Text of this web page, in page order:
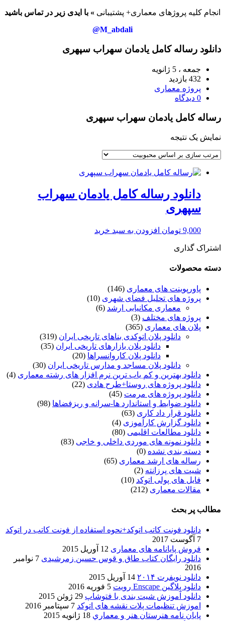
انجام کلیه پروژهای معماری+ پشتیبانی » با ایدی زیر در تماس باشید
M_abdali@
دانلود رساله کامل یادمان سهراب سپهری
جمعه ، 5 ژانویه
432 بازدید
پروژه معماری
0 دیدگاه
رساله کامل یادمان سهراب سپهری
نمایش یک نتیجه
دانلود رساله کامل یادمان سهراب
سپهری
9,000 تومان افزودن به سبد خرید
اشتراک گذاری
دسته محصولات
پاورپوینت های معماری (146)
پروژه های تحلیل فضای شهری (10)
معماری مکانیابی ارشد (6)
پروژه های مختلف (3)
پلان های معماری (365)
دانلود پلان اتوکدی بناهای تاریخی ایران (319)
دانلود پلان بازارهای تاریخی ایران (35)
دانلود پلان کاروانسراها (20)
دانلود پلان مساجد و مدارس تاریخی ایران (30)
دانلود بهترین و کم یاب ترین نرم افزار های رشته معماری (4)
دانلود پروژه های روستا+طرح هادی (22)
دانلود پروژه های مرمت (45)
دانلود ضوابط و استاندارد ها-سرانه و ریزفضاها (98)
دانلود قرار داد کاری (63)
دانلود گزارش کارآموزی (4)
دانلود مطالعات اقلیمی (80)
دانلود نمونه های موردی داخلی و خاجی (83)
دسته بندی نشده (0)
رساله های ارشد معماری (65)
شیت های پرزانته (2)
فایل های پولی اتوکد (10)
مقالات معماری (212)
مطالب پر بحث
دانلود فونت کاتب اتوکد+نحوه استفاده از فونت کاتب در اتوکد
7 آگوست 2017
فروش پایانامه های معماری 12 آوریل 2015
دانلود رایگان کتاب طاق و قوس حسین زمرشیدی
7 نوامبر
2016
دانلود نویفرت ۲۰۱۴
14 آوریل 2015
دانلود پلاگین Enscape رویت
5 فوریه 2016
دانلود آموزش شیت بندی با فتوشاپ 29 ژوئن 2015
اموزش تنظیمات پلات نقشه های اتوکد 7 سپتامبر 2016
پایان نامه هنرستان هنر و معماري 18 ژانویه 2015